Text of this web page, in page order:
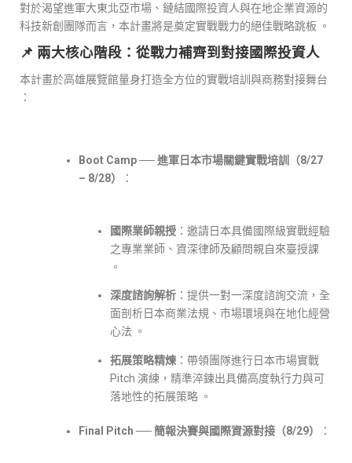
對於渴望進軍大東北亞市場、鏈結國際投資人與在地企業資源的
科技新創團隊而言，本計畫將是奠定實戰戰力的絕佳戰略跳板 。
📌 兩大核心階段：從戰力補齊到對接國際投資人
本計畫於高雄展覽館量身打造全方位的實戰培訓與商務對接舞台
：
Boot Camp ── 進軍日本市場關鍵實戰培訓（8/27
– 8/28）
：
國際業師親授 ：邀請日本具備國際級實戰經驗
之專業業師、資深律師及顧問親自來臺授課
。
深度諮詢解析 ：提供一對一深度諮詢交流，全
面剖析日本商業法規、市場環境與在地化經營
心法 。
拓展策略精煉 ：帶領團隊進行日本市場實戰
Pitch 演練，精準淬鍊出具備高度執行力與可
落地性的拓展策略 。
Final Pitch ── 簡報決賽與國際資源對接（8/29） ：